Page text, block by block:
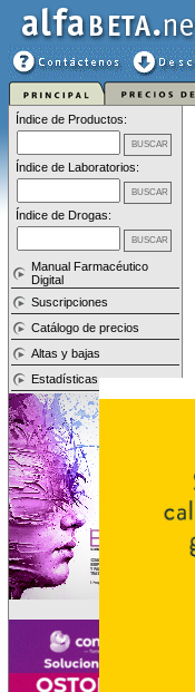
Índice de Productos:
Índice de Laboratorios:
Índice de Drogas:
Manual Farmacéutico
Digital
Suscripciones
Catálogo de precios
Altas y bajas
Estadísticas